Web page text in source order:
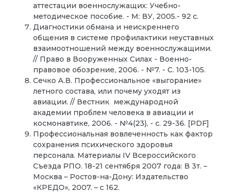
аттестации военнослужащих: Учебно-
методическое пособие. - М: ВУ, 2005.- 92 с.
Диагностики обмана и неискреннего
общения в системе профилактики неуставных
взаимоотношений между военнослужащими.
// Право в Вооруженных Силах - Военно-
правовое обозрение, 2006. - №7. - С. 103-105.
Сечко А.В. Профессиональное «выгорание»
летного состава, или почему уходят из
авиации. // Вестник международной
академии проблем человека в авиации и
космонавтике, 2006. - №4(23), - с. 29-36. [PDF]
Профессиональная вовлеченность как фактор
сохранения психического здоровья
персонала. Материалы IV Всероссийского
Съезда РПО. 18-21 сентября 2007 года: В 3т. –
Москва – Ростов-на-Дону: Издательство
«КРЕДО», 2007. – с 162.